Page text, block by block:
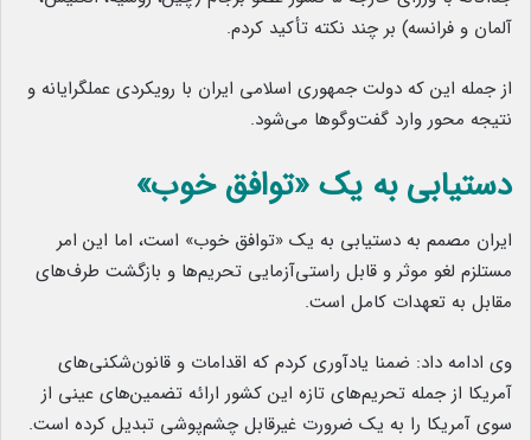
آلمان و فرانسه) بر چند نکته تأکید کردم.
از جمله این که دولت جمهوری اسلامی ایران با رویکردی عملگرایانه و
نتیجه محور وارد گفت‌وگوها می‌شود.
دستیابی به یک «توافق خوب»
ایران مصمم به دستیابی به یک «توافق خوب» است، اما این امر
مستلزم لغو موثر و قابل راستی‌آزمایی تحریم‌ها و بازگشت طرف‌های
مقابل به تعهدات کامل است.
وی ادامه داد: ضمنا یادآوری کردم که اقدامات و قانون‌شکنی‌های
آمریکا از جمله تحریم‌های تازه این کشور ارائه تضمین‌های عینی از
سوی آمریکا را به یک ضرورت غیرقابل چشم‌پوشی تبدیل کرده است.